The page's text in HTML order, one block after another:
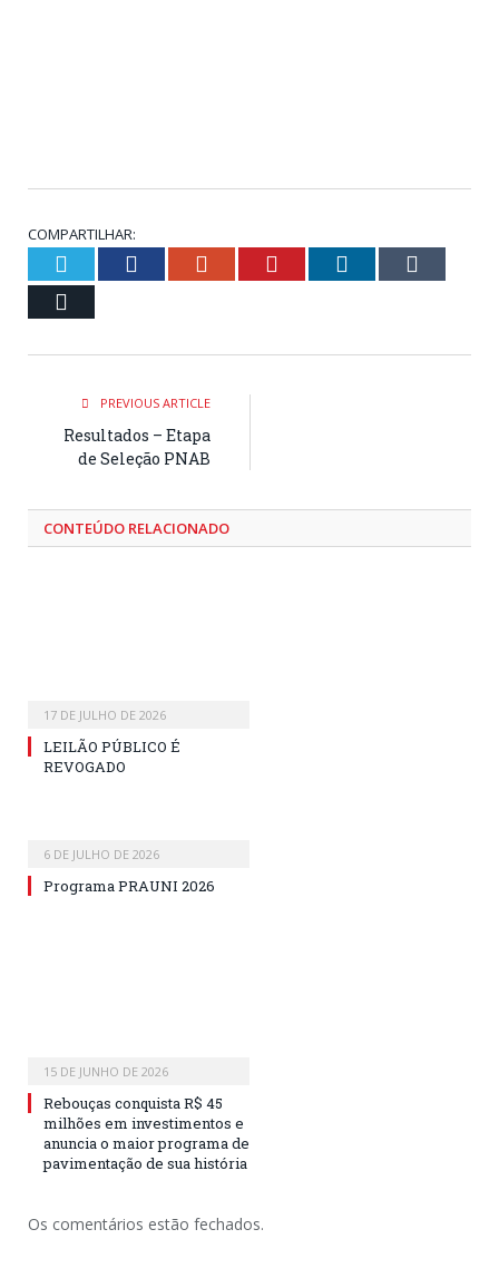
COMPARTILHAR:
Twitter Facebook Google+ Pinterest LinkedIn
PREVIOUS ARTICLE
Resultados – Etapa
de Seleção PNAB
CONTEÚDO RELACIONADO
17 DE JULHO DE 2026
LEILÃO PÚBLICO É
REVOGADO
6 DE JULHO DE 2026
Programa PRAUNI 2026
15 DE JUNHO DE 2026
Rebouças conquista R$ 45
milhões em investimentos e
anuncia o maior programa de
pavimentação de sua história
Os comentários estão fechados.